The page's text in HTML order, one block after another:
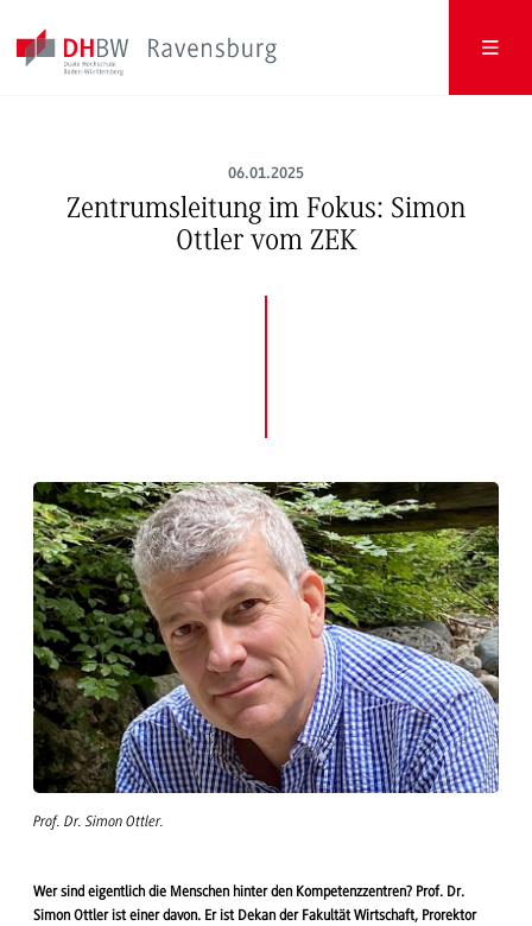
06.01.2025
Zentrumsleitung im Fokus: Simon
Ottler vom ZEK
Prof. Dr. Simon Ottler.
Wer sind eigentlich die Menschen hinter den Kompetenzzentren? Prof. Dr.
Simon Ottler ist einer davon. Er ist Dekan der Fakultät Wirtschaft, Prorektor